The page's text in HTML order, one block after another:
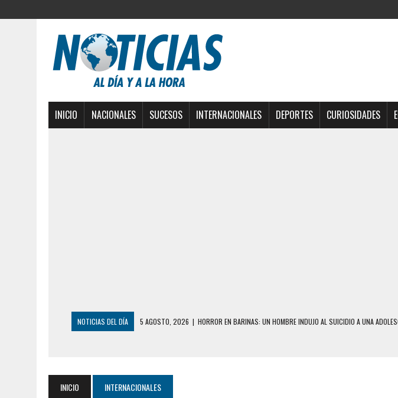
INICIO NACIONALES SUCESOS INTERNACIONALES DEPORTES CURIOSIDADES
NOTICIAS DEL DÍA 5 AGOSTO, 2026 | HORROR EN BARINAS: UN HOMBRE INDUJO AL SUICIDIO A UNA
INICIO INTERNACIONALES